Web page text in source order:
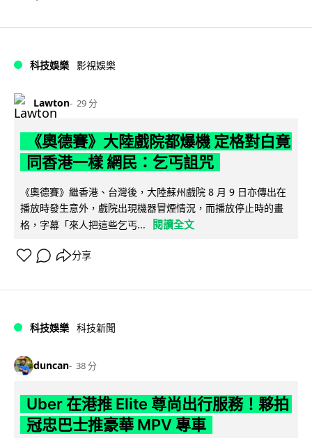
科技娛樂 影視娛樂
Lawton 29 分
《奧德賽》大陸戲院都爆機 定格對白竟
同香港一樣 網民：乞丐詛咒
《奧德賽》繼香港、台灣後，大陸蘇州戲院 8 月 9 日亦傳出在
播放時發生意外，戲院出現機器冒煙情況，而播放停止時的畫
格，字幕「來人把這些乞丐...
閱讀全文
分享
科技娛樂 科技新聞
duncan 38 分
Uber 在港推 Elite 尊尚出行服務！夥拍
冠忠巴士推豪華 MPV 專車